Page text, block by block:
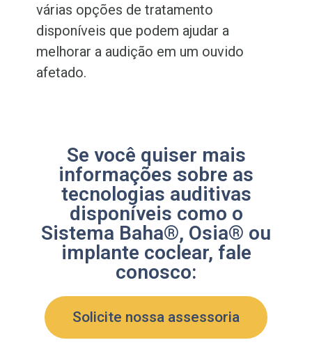
várias opções de tratamento
disponíveis que podem ajudar a
melhorar a audição em um ouvido
afetado.
Se você quiser mais
informações sobre as
tecnologias auditivas
disponíveis como o
Sistema Baha®, Osia® ou
implante coclear, fale
conosco:
Solicite nossa assessoria